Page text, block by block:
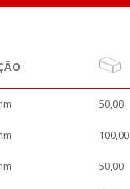
50,00
100,00
50,00